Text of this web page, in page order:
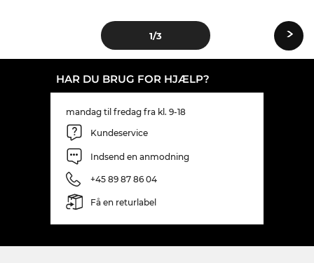
1/3 ›
HAR DU BRUG FOR HJÆLP?
mandag til fredag fra kl. 9-18
Kundeservice
Indsend en anmodning
+45 89 87 86 04
Få en returlabel